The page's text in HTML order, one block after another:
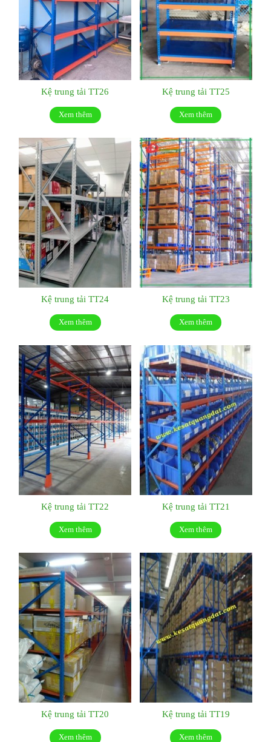
Kệ trung tải TT26
Xem thêm
Kệ trung tải TT25
Xem thêm
Kệ trung tải TT24
Xem thêm
Kệ trung tải TT23
Xem thêm
Kệ trung tải TT22
Xem thêm
Kệ trung tải TT21
Xem thêm
Kệ trung tải TT20
Xem thêm
Kệ trung tải TT19
Xem thêm